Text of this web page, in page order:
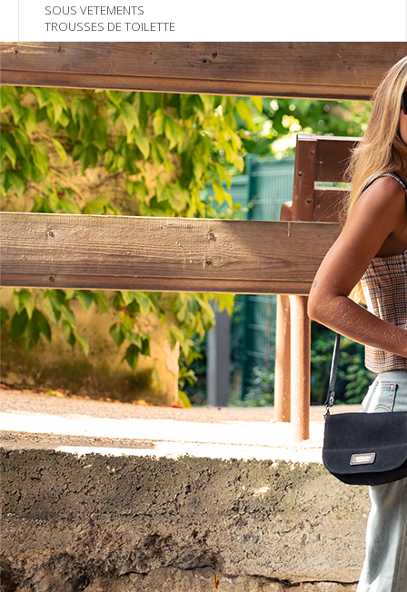
SOUS VETEMENTS
TROUSSES DE TOILETTE